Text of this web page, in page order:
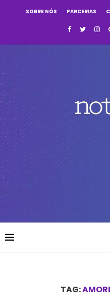
SOBRE NÓS PARCERIAS
TAG: